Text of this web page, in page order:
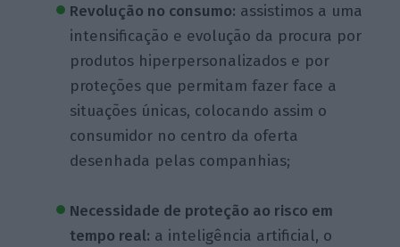
Revolução no consumo: assistimos a uma
intensificação e evolução da procura por
produtos hiperpersonalizados e por
proteções que permitam fazer face a
situações únicas, colocando assim o
consumidor no centro da oferta
desenhada pelas companhias;
Necessidade de proteção ao risco em
tempo real: a inteligência artificial, o